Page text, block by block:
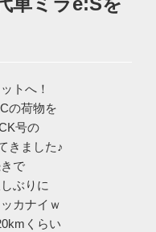
トへ！
の荷物を
号の
きました♪
で
ぶりに
カナイｗ
くらい